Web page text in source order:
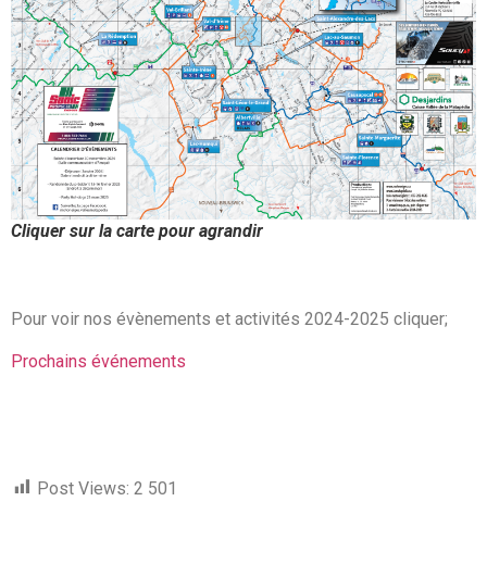
Cliquer sur la carte pour agrandir
Pour voir nos évènements et activités 2024-2025 cliquer;
Prochains événements
Post Views: 2 501